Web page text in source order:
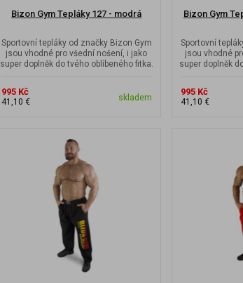
Bizon Gym Tepláky 127 - modrá
Sportovní tepláky od značky Bizon Gym
jsou vhodné pro všední nošení, i jako
super doplněk do tvého oblíbeného fitka.
995 Kč
41,10 € skladem
Bizon Gym
Sportovní
jsou vhodné
super doplněk
995 Kč
41,10 €